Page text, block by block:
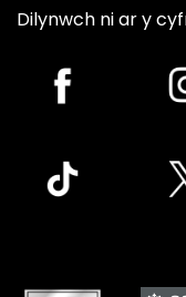
Dilynwch ni ar y